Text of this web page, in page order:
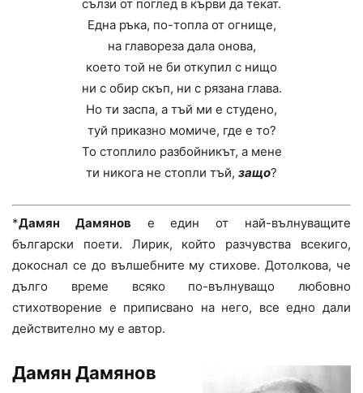
сълзи от поглед в кърви да текат.
Една ръка, по-топла от огнище,
на главореза дала онова,
което той не би откупил с нищо
ни с обир скъп, ни с рязана глава.
Но ти заспа, а тъй ми е студено,
туй приказно момиче, где е то?
То стоплило разбойникът, а мене
ти никога не стопли тъй, защо?
*Дамян Дамянов е един от най-вълнуващите
български поети. Лирик, който разчувства всекиго,
докоснал се до вълшебните му стихове. Дотолкова, че
дълго време всяко по-вълнуващо любовно
стихотворение е приписвано на него, все едно дали
действително му е автор.
Дамян Дамянов